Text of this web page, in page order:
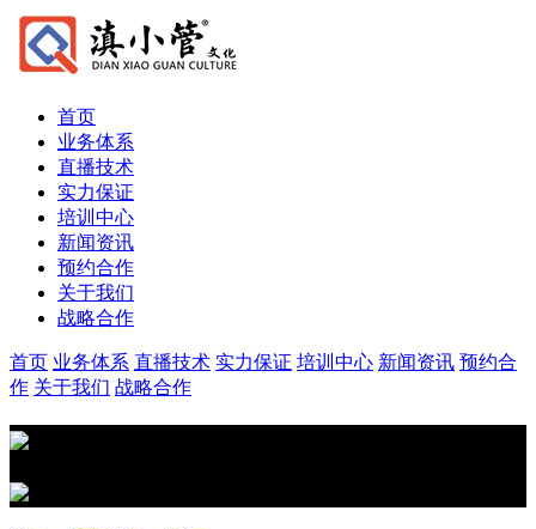
首页
业务体系
直播技术
实力保证
培训中心
新闻资讯
预约合作
关于我们
战略合作
首页 业务体系 直播技术 实力保证 培训中心 新闻资讯 预约合
作 关于我们 战略合作